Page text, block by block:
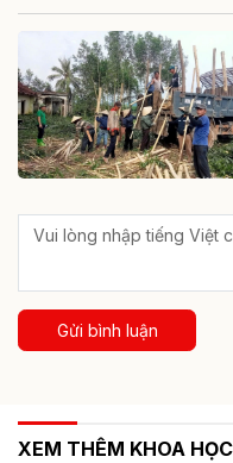
Gửi bình luận
XEM THÊM KHOA